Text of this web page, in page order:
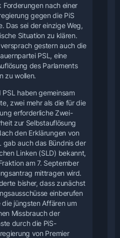
Forderungen nach einer
gegen die PiS
Das sei der einzige Weg,
Situation zu klären.
gestern auch die
PSL, eine
des Parlaments
zu wollen.
PSL haben gemeinsam
zwei mehr als die für die
erforderliche Zwei-
zur Selbstauflösung
den Erklärungen von
gab auch das Bündnis der
Linken (SLD) bekannt,
am 7. September
mittragen wird.
bisher, dass zunächst
einberufen
jüngsten Affären um
Missbrauch der
durch die PiS-
von Premier